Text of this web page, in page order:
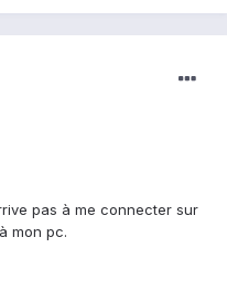
pas à me connecter sur
mon pc.